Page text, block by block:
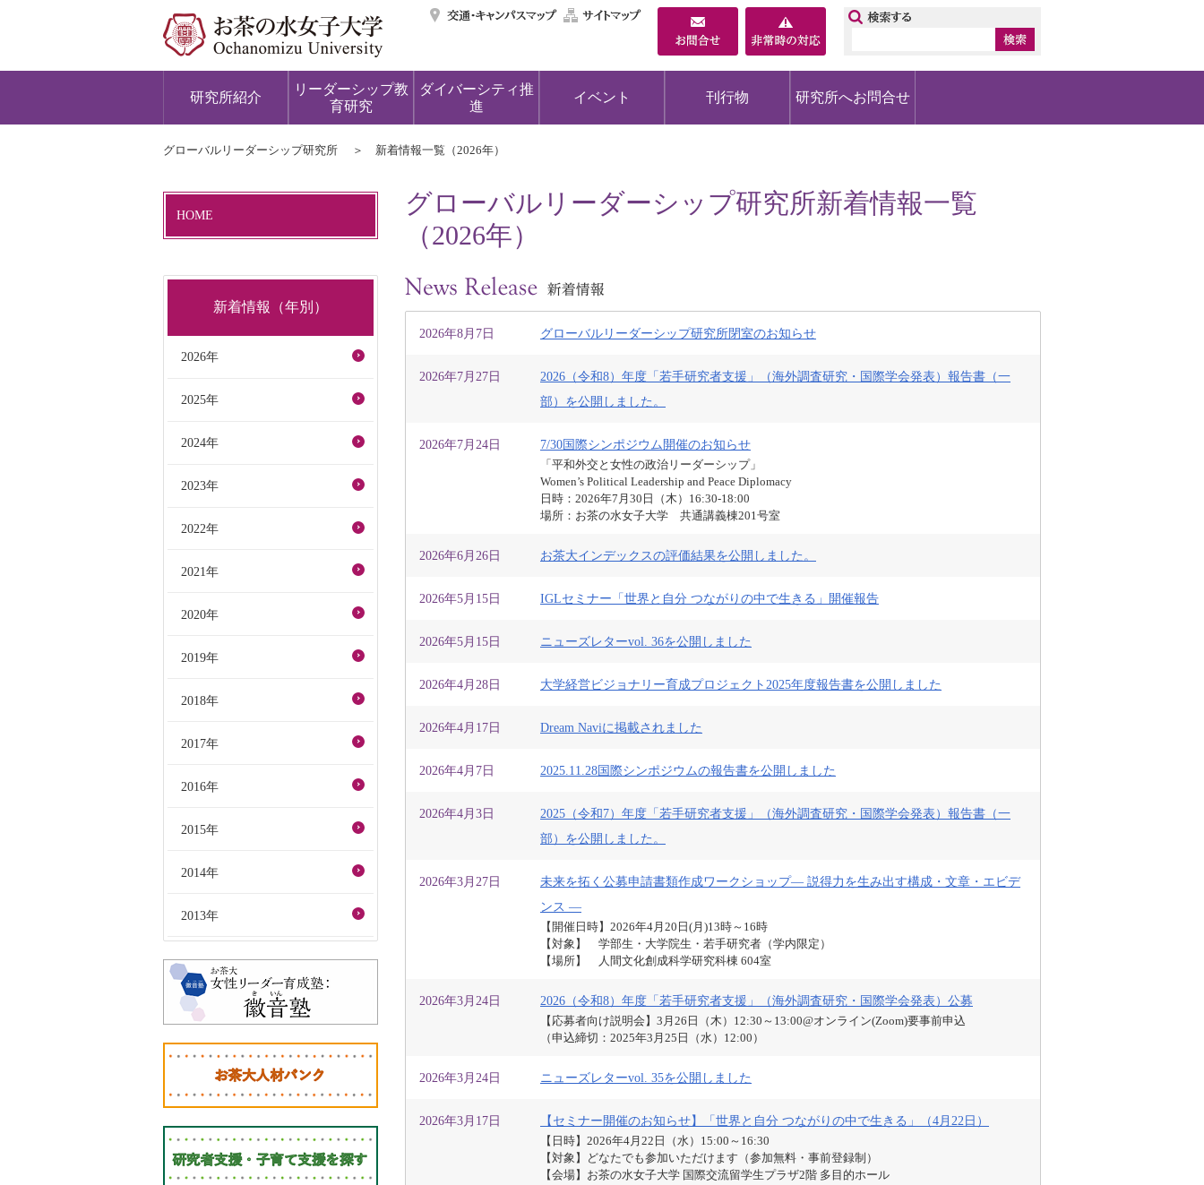
交通・キャンパスマップ
サイトマップ
研究所紹介
リーダーシップ教
育研究
ダイバーシティ推
進
イベント 刊行物 研究所へお問合せ
グローバルリーダーシップ研究所 新着情報一覧（2026年）
グローバルリーダーシップ研究所新着情報一覧
（2026年）
2026年8月7日 グローバルリーダーシップ研究所閉室のお知らせ
2026年7月27日
2026（令和8）年度「若手研究者支援」（海外調査研究・国際学会発表）報告書（一
部）を公開しました。
2026年7月24日 7/30国際シンポジウム開催のお知らせ
「平和外交と女性の政治リーダーシップ」
Women’s Political Leadership and Peace Diplomacy
日時：2026年7月30日（木）16:30-18:00
場所：お茶の水女子大学 共通講義棟201号室
2026年6月26日 お茶大インデックスの評価結果を公開しました。
2026年5月15日 IGLセミナー「世界と自分 つながりの中で生きる」開催報告
2026年5月15日 ニューズレターvol. 36を公開しました
2026年4月28日 大学経営ビジョナリー育成プロジェクト2025年度報告書を公開しました
2026年4月17日 Dream Naviに掲載されました
2026年4月7日 2025.11.28国際シンポジウムの報告書を公開しました
2026年4月3日
2025（令和7）年度「若手研究者支援」（海外調査研究・国際学会発表）報告書（一
部）を公開しました。
2026年3月27日
未来を拓く公募申請書類作成ワークショップ― 説得力を生み出す構成・文章・エビデ
ンス ―
【開催日時】2026年4月20日(月)13時～16時
【対象】 学部生・大学院生・若手研究者（学内限定）
【場所】 人間文化創成科学研究科棟 604室
2026年3月24日 2026（令和8）年度「若手研究者支援」（海外調査研究・国際学会発表）公募
【応募者向け説明会】3月26日（木）12:30～13:00@オンライン(Zoom)要事前申込
（申込締切：2025年3月25日（水）12:00）
2026年3月24日 ニューズレターvol. 35を公開しました
2026年3月17日 【セミナー開催のお知らせ】「世界と自分 つながりの中で生きる」（4月22日）
【日時】2026年4月22日（水）15:00～16:30
【対象】どなたでも参加いただけます（参加無料・事前登録制）
【会場】お茶の水女子大学 国際交流留学生プラザ2階 多目的ホール
HOME
新着情報（年別）
2026年
2025年
2024年
2023年
2022年
2021年
2020年
2019年
2018年
2017年
2016年
2015年
2014年
2013年